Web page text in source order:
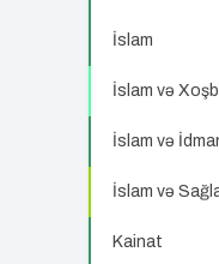
İslam
İslam və
İslam və
İslam və
Kainat